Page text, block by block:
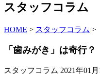
スタッフコラム
HOME > スタッフコラム >
「歯みがき」は奇行？
スタッフコラム 2021年01月